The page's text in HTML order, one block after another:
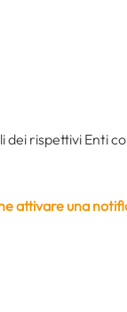
dei rispettivi Enti
attivare una